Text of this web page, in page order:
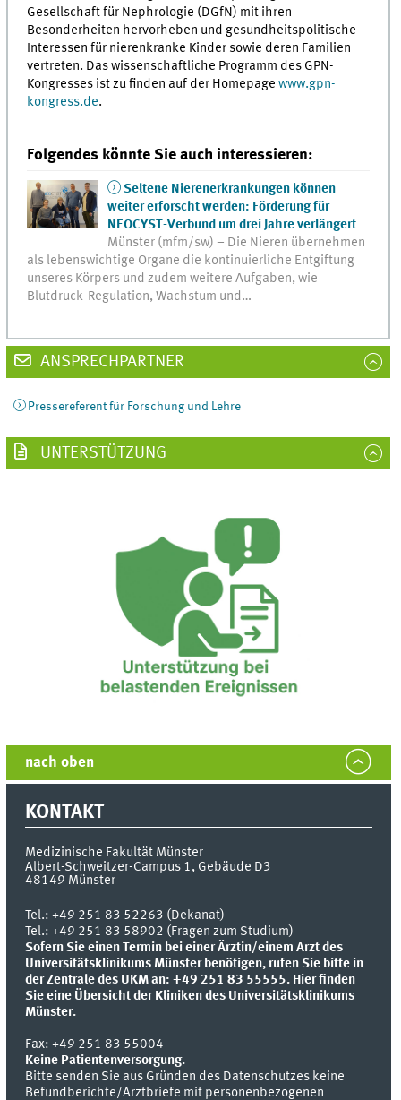
Gesellschaft für Nephrologie (DGfN) mit ihren
Besonderheiten hervorheben und gesundheitspolitische
Interessen für nierenkranke Kinder sowie deren Familien
vertreten. Das wissenschaftliche Programm des GPN-
Kongresses ist zu finden auf der Homepagewww.gpn-
kongress.de.
Folgendes könnte Sie auch interessieren:
Seltene Nierenerkrankungen können
weiter erforscht werden: Förderung für
NEOCYST-Verbund um drei Jahre verlängert
Münster (mfm/sw) – Die Nieren übernehmen
als lebenswichtige Organe die kontinuierliche Entgiftung
unseres Körpers und zudem weitere Aufgaben, wie
Blutdruck-Regulation, Wachstum und…
ANSPRECHPARTNER
Pressereferent für Forschung und Lehre
UNTERSTÜTZUNG
nach oben
KONTAKT
Medizinische Fakultät Münster
Albert-Schweitzer-Campus 1, Gebäude D3
48149 Münster
Tel.:+49 251 83 52263 (Dekanat)
Tel.: +49 251 83 58902 (Fragen zum Studium)
Sofern Sie einen Termin bei einer Ärztin/einem Arzt des
Universitätsklinikums Münster benötigen, rufen Sie bitte in
der Zentrale des UKM an: +49 251 83 55555. Hier finden
Sie eine Übersicht der Kliniken des Universitätsklinikums
Münster.
Fax:+49 251 83 55004
Keine Patientenversorgung.
Bitte senden Sie aus Gründen des Datenschutzes keine
Befundberichte/Arztbriefe mit personenbezogenen